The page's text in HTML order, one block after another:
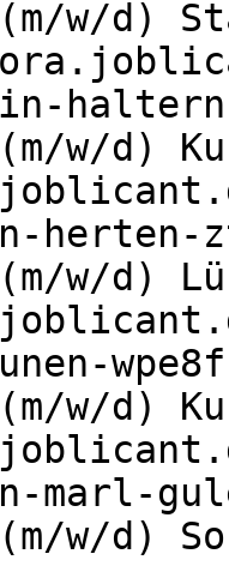
w/d)
haltern-
w/d)
herten-
w/d)
w/d)
marl-
w/d)